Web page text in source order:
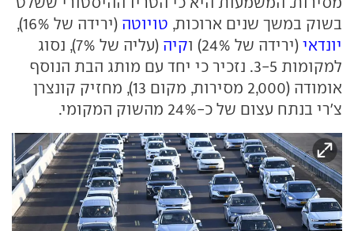
בשוק במשך שנים ארוכות, טויוטה (ירידה של 16%),
יונדאי (ירידה של 24%) ו קיה
(עליה של 7%), נסוג
למקומות 3-5. נזכיר כי יחד עם מותג הבת הנוסף
אומודה (2,000 מסירות, מקום 13), מחזיק קונצרן
צ'רי בנתח עצום של כ-24% מהשוק המקומי.